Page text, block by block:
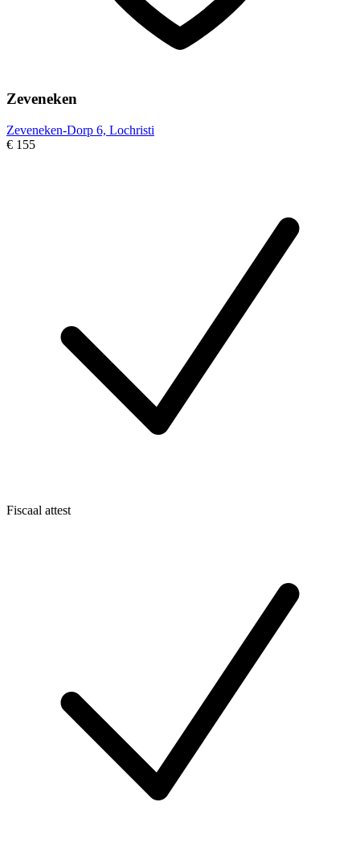
Zeveneken
Zeveneken-Dorp 6, Lochristi
€ 155
Fiscaal attest